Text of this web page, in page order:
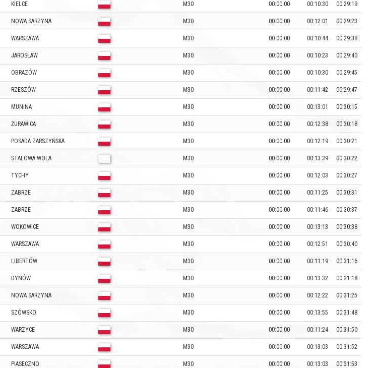
KIELCE M30 00:00:00 00:10:30 00:29:19
NOWA SARZYNA M30 00:00:00 00:12:01 00:29:23
WARSZAWA M30 00:00:00 00:10:44 00:29:38
JAROSŁAW M30 00:00:00 00:10:23 00:29:40
OBRAZÓW M30 00:00:00 00:10:30 00:29:45
RZESZÓW M30 00:00:00 00:11:42 00:29:47
MUNINA M30 00:00:00 00:13:01 00:30:15
ŻURAWICA M30 00:00:00 00:12:38 00:30:18
POSADA ZARSZYŃSKA M30 00:00:00 00:12:19 00:30:21
STALOWA WOLA M30 00:00:00 00:13:39 00:30:22
TYCHY M30 00:00:00 00:12:03 00:30:27
ZABRZE M30 00:00:00 00:11:25 00:30:31
ZABRZE M30 00:00:00 00:11:46 00:30:37
WOKOWICE M30 00:00:00 00:13:13 00:30:38
WARSZAWA M30 00:00:00 00:12:51 00:30:40
LIBERTÓW M30 00:00:00 00:11:19 00:31:16
DYNÓW M30 00:00:00 00:13:32 00:31:18
NOWA SARZYNA M30 00:00:00 00:12:22 00:31:25
SZÓWSKO M30 00:00:00 00:13:55 00:31:48
WARZYCE M30 00:00:00 00:11:24 00:31:50
WARSZAWA M30 00:00:00 00:13:03 00:31:52
PIASECZNO M30 00:00:00 00:13:03 00:31:53